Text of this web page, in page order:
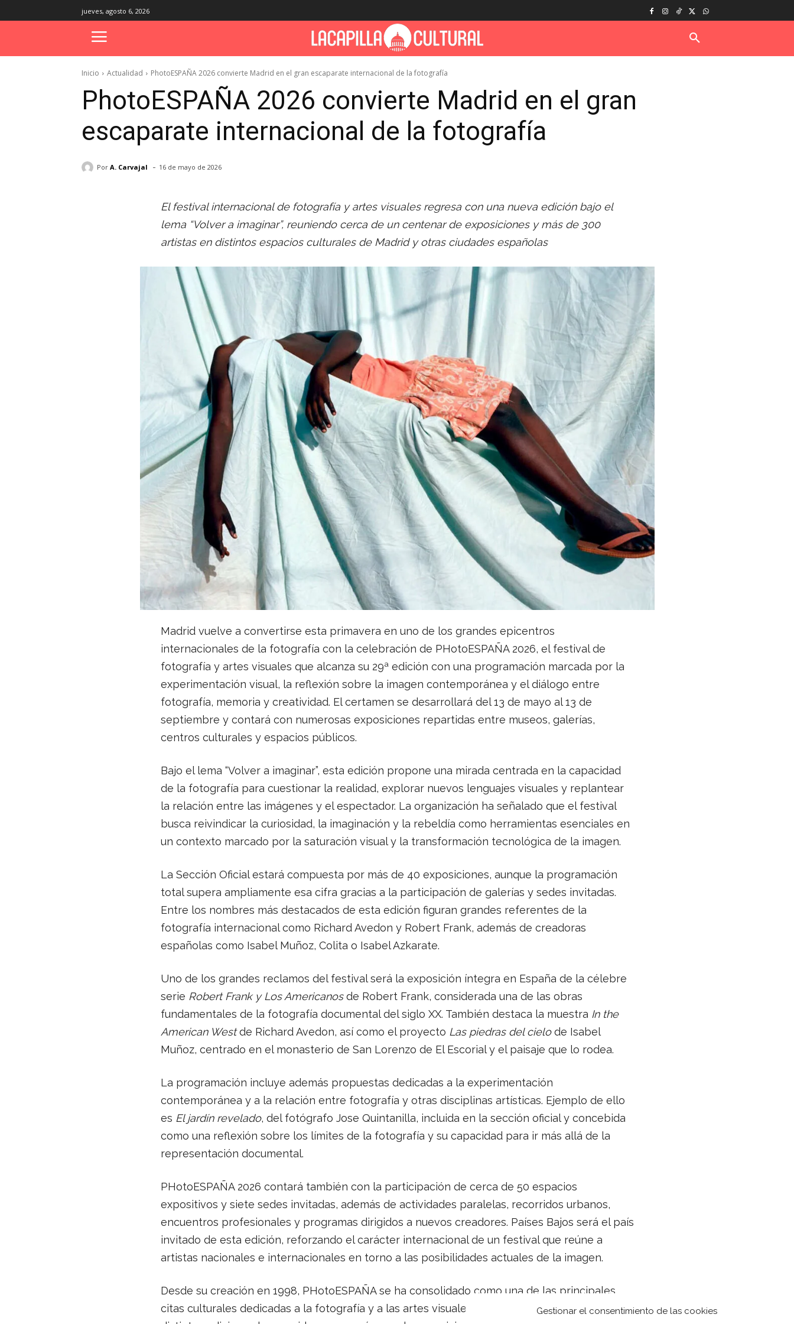
Gestionar el consentimiento de las cookies
jueves, agosto 6, 2026
Inicio Actualidad PhotoESPAÑA 2026 convierte Madrid en el gran escaparate internacional de la fotografía
PhotoESPAÑA 2026 convierte Madrid en el gran
escaparate internacional de la fotografía
Por A. Carvajal - 16 de mayo de 2026
El festival internacional de fotografía y artes visuales regresa con una nueva edición bajo el
lema “Volver a imaginar”, reuniendo cerca de un centenar de exposiciones y más de 300
artistas en distintos espacios culturales de Madrid y otras ciudades españolas
Madrid vuelve a convertirse esta primavera en uno de los grandes epicentros
internacionales de la fotografía con la celebración de PHotoESPAÑA 2026, el festival de
fotografía y artes visuales que alcanza su 29ª edición con una programación marcada por la
experimentación visual, la reflexión sobre la imagen contemporánea y el diálogo entre
fotografía, memoria y creatividad. El certamen se desarrollará del 13 de mayo al 13 de
septiembre y contará con numerosas exposiciones repartidas entre museos, galerías,
centros culturales y espacios públicos.
Bajo el lema “Volver a imaginar”, esta edición propone una mirada centrada en la capacidad
de la fotografía para cuestionar la realidad, explorar nuevos lenguajes visuales y replantear
la relación entre las imágenes y el espectador. La organización ha señalado que el festival
busca reivindicar la curiosidad, la imaginación y la rebeldía como herramientas esenciales en
un contexto marcado por la saturación visual y la transformación tecnológica de la imagen.
La Sección Oficial estará compuesta por más de 40 exposiciones, aunque la programación
total supera ampliamente esa cifra gracias a la participación de galerías y sedes invitadas.
Entre los nombres más destacados de esta edición figuran grandes referentes de la
fotografía internacional como Richard Avedon y Robert Frank, además de creadoras
españolas como Isabel Muñoz, Colita o Isabel Azkarate.
Uno de los grandes reclamos del festival será la exposición íntegra en España de la célebre
serie Robert Frank y Los Americanosde Robert Frank, considerada una de las obras
fundamentales de la fotografía documental del siglo XX. También destaca la muestra In the
American Westde Richard Avedon, así como el proyecto Las piedras del cielode Isabel
Muñoz, centrado en el monasterio de San Lorenzo de El Escorial y el paisaje que lo rodea.
La programación incluye además propuestas dedicadas a la experimentación
contemporánea y a la relación entre fotografía y otras disciplinas artísticas. Ejemplo de ello
es El jardín revelado, del fotógrafo Jose Quintanilla, incluida en la sección oficial y concebida
como una reflexión sobre los límites de la fotografía y su capacidad para ir más allá de la
representación documental.
PHotoESPAÑA 2026 contará también con la participación de cerca de 50 espacios
expositivos y siete sedes invitadas, además de actividades paralelas, recorridos urbanos,
encuentros profesionales y programas dirigidos a nuevos creadores. Países Bajos será el país
invitado de esta edición, reforzando el carácter internacional de un festival que reúne a
artistas nacionales e internacionales en torno a las posibilidades actuales de la imagen.
Desde su creación en 1998, PHotoESPAÑA se ha consolidado como una de las principales
citas culturales dedicadas a la fotografía y a las artes visuales en Europa. A lo largo de sus